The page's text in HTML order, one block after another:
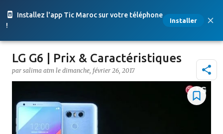
Installez l'app Tic Maroc sur votre téléphone
!
Installer
Accéder au contenu principal
LG G6 | Prix & Caractéristiques
par salima atm le dimanche, février 26, 2017